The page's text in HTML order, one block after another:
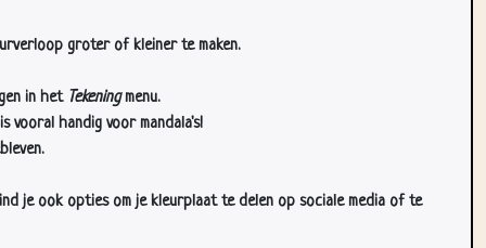
groter of kleiner te maken.
in het Tekeningmenu.
vooral handig voor mandala's!
je ook opties om je kleurplaat te delen op sociale media of te